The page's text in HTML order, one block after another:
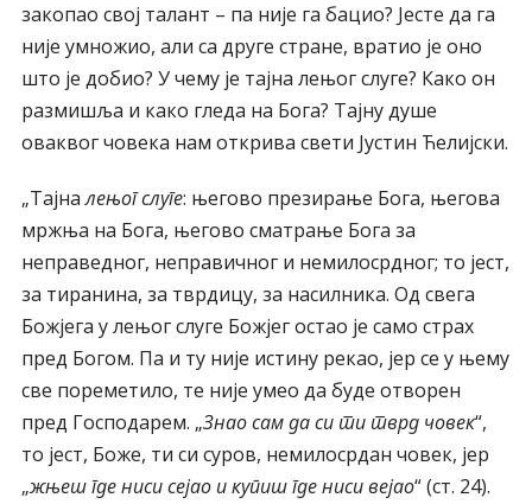
закопао свој талант – па није га бацио? Јесте да га
није умножио, али са друге стране, вратио је оно
што је добио? У чему је тајна лењог слуге? Како он
размишља и како гледа на Бога? Тајну душе
оваквог човека нам открива свети Јустин Ћелијски.
„Тајналењог слуге: његово презирање Бога, његова
мржња на Бога, његово сматрање Бога за
неправедног, неправичног и немилосрдног; то јест,
за тиранина, за тврдицу, за насилника. Од свега
Божјега у лењог слуге Божјег остао је само страх
пред Богом. Па и ту није истину рекао, јер се у њему
све пореметило, те није умео да буде отворен
пред Господарем. „Знао сам да си ти тврд човек“,
то јест, Боже, ти си суров, немилосрдан човек, јер
„жњеш где ниси сејао и купиш где ниси вејао“ (ст. 24).